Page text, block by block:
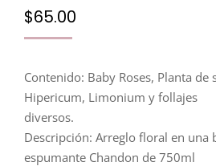
$65.00
Contenido: Baby Roses, Planta de
Hipericum, Limonium y follajes
diversos.
Descripción: Arreglo floral en una
espumante Chandon de 750ml